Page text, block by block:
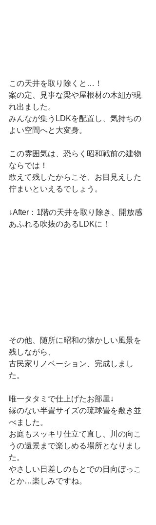
この天井を取り除くと…！
案の定、見事な梁や屋根材の木組が現
れ出ました。
みんなが集うLDKを配置し、気持ちの
よい空間へと大変身。
この雰囲気は、恐らく昭和戦前の建物
ならでは！
敢えて残したからこそ、お目見えした
佇まいといえるでしょう。
↓After：1階の天井を取り除き、開放感
あふれる吹抜のあるLDKに！
その他、随所に昭和の懐かしい風景を
残しながら、
古民家リノベーション、完成しまし
た。
唯一タタミで仕上げたお部屋↓
縁のない半畳サイズの琉球畳を敷き並
べました。
お庭もスッキリ仕立て直し、川の向こ
うの遠景まで楽しめる場所となりまし
た。
やさしい日差しのもとでの日向ぼっこ
とか…楽しみですね。